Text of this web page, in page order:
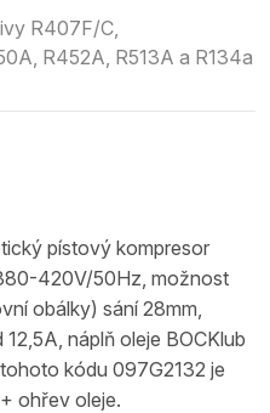
R407F/C,
R452A, R513A a R134a
pístový kompresor
420V/50Hz, možnost
obálky) sání 28mm,
náplň oleje BOCKlub
kódu 097G2132 je
ohřev oleje.